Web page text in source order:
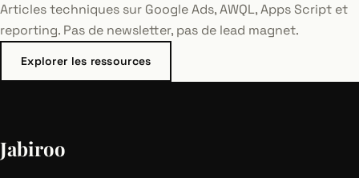
Articles techniques sur Google Ads, AWQL, Apps Script et
reporting. Pas de newsletter, pas de lead magnet.
Explorer les ressources
Jabiroo